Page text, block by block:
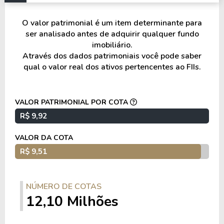
CRA Pulverizado Jequitibá – MT.
Diversificação e exposição
A carteira é composta por imóveis rurais e CRAs,
Os ativos estão distribuídos no estado do Mato
Grosso, com exposição a regiões produtoras
relevantes para culturas agrícolas.
A receita do fundo é originada do arrendamento
dos CRAs.
Os indexadores incluemCDI
O valor patrimonial é um item determinante para
ser analisado antes de adquirir qualquer fundo
imobiliário.
Através dos dados patrimoniais você pode saber
qual o valor real dos ativos pertencentes ao FIIs.
VALOR PATRIMONIAL POR COTA
R$ 9,92
VALOR DA COTA
R$ 9,51
NÚMERO DE COTAS
12,10 Milhões